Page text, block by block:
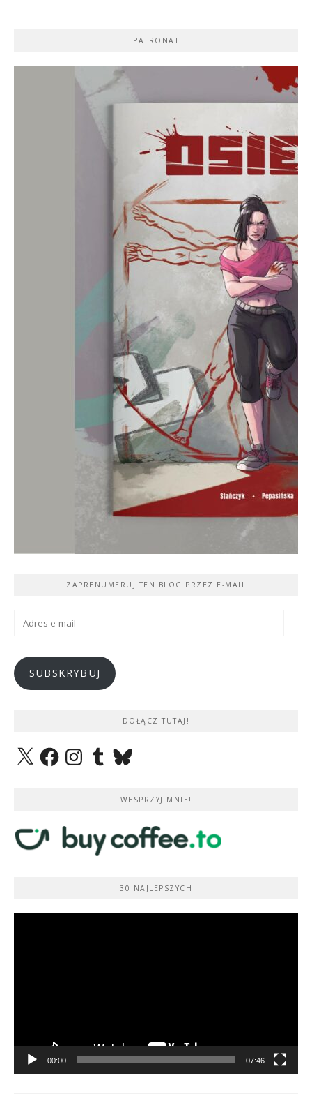
PATRONAT
ZAPRENUMERUJ TEN BLOG PRZEZ E-MAIL
Adres
SUBSKRYBUJ
DOŁĄCZ TUTAJ!
X FacebookInstagramTumblrBluesky
WESPRZYJ MNIE!
30 NAJLEPSZYCH
00:00 07:46